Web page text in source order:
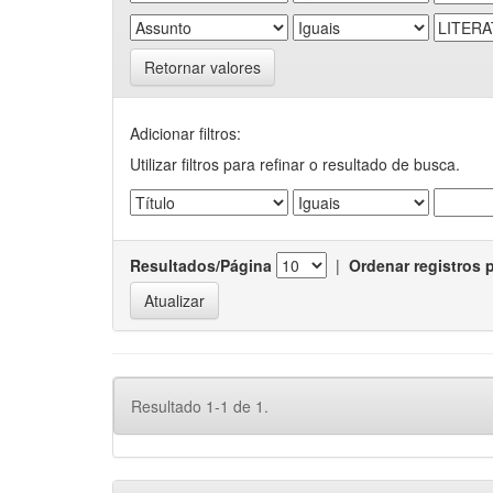
Retornar valores
Adicionar filtros:
Utilizar filtros para refinar o resultado de busca.
Resultados/Página | Ordenar registros
Resultado 1-1 de 1.